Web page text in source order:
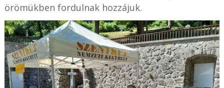
örömükben fordulnak hozzájuk.